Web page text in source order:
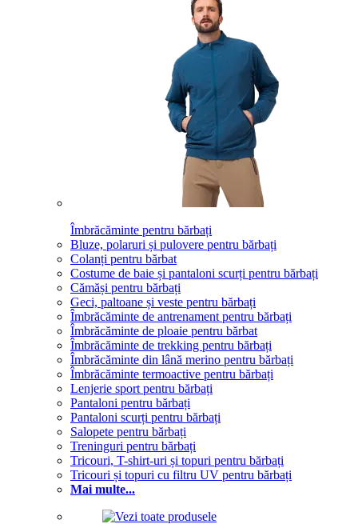
Îmbrăcăminte pentru bărbați
Bluze, polaruri și pulovere pentru bărbați
Colanți pentru bărbat
Costume de baie și pantaloni scurți pentru bărbați
Cămăși pentru bărbați
Geci, paltoane și veste pentru bărbați
Îmbrăcăminte de antrenament pentru bărbați
Îmbrăcăminte de ploaie pentru bărbat
Îmbrăcăminte de trekking pentru bărbați
Îmbrăcăminte din lână merino pentru bărbați
Îmbrăcăminte termoactive pentru bărbați
Lenjerie sport pentru bărbați
Pantaloni pentru bărbați
Pantaloni scurți pentru bărbați
Salopete pentru bărbați
Treninguri pentru bărbați
Tricouri, T-shirt-uri și topuri pentru bărbați
Tricouri și topuri cu filtru UV pentru bărbați
Mai multe...